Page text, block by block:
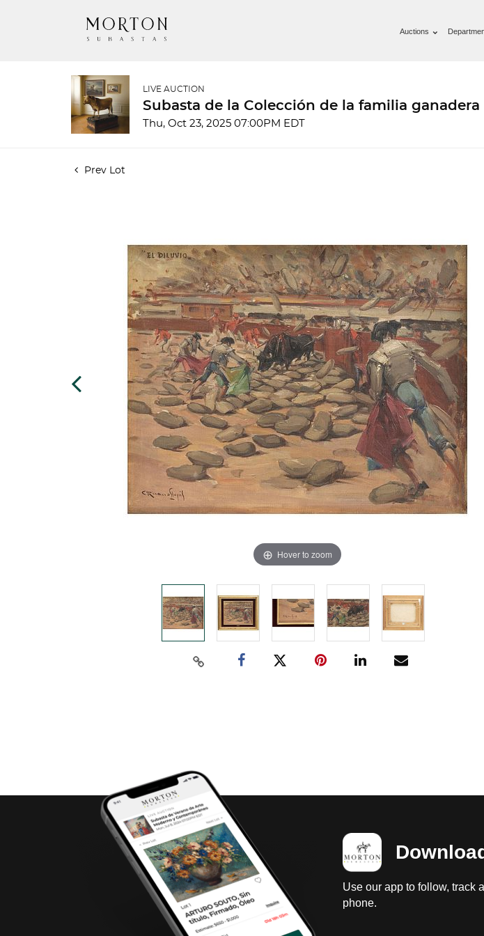
Auctions
LIVE AUCTION
Subasta de la Colección de la familia ganadera
Thu, Oct 23, 2025 07:00PM EDT
Prev Lot
Hover to zoom
Use our app to follow, track
phone.